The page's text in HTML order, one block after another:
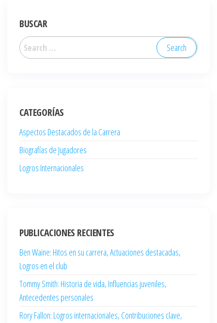
BUSCAR
Search
for:
CATEGORÍAS
Aspectos Destacados de la Carrera
Biografías de Jugadores
Logros Internacionales
PUBLICACIONES RECIENTES
Ben Waine: Hitos en su carrera, Actuaciones destacadas,
Logros en el club
Tommy Smith: Historia de vida, Influencias juveniles,
Antecedentes personales
Rory Fallon: Logros internacionales, Contribuciones clave,